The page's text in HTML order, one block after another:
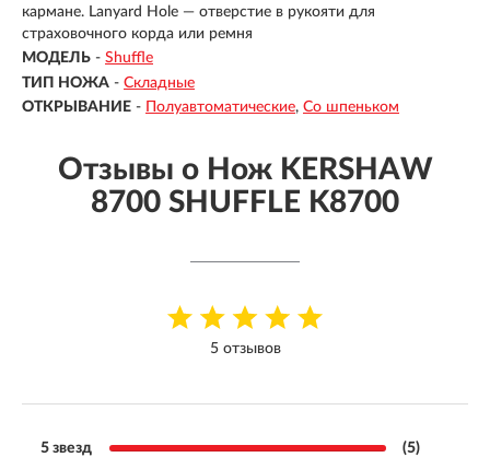
кармане. Lanyard Hole — отверстие в рукояти для
страховочного корда или ремня
МОДЕЛЬ - Shuffle
ТИП НОЖА - Складные
ОТКРЫВАНИЕ - Полуавтоматические Со шпеньком
Отзывы о Нож KERSHAW
8700 SHUFFLE K8700
5 отзывов
5 звезд (5)